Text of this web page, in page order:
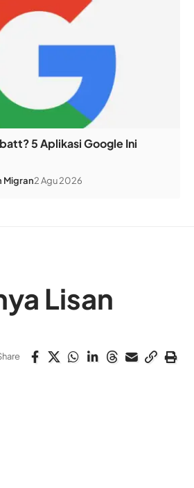
5 Aplikasi Google Ini
Migran2 Agu 2026
Lisan